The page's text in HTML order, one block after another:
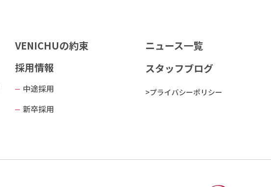
VENICHUの約束
採用情報
中途採用
新卒採用
ニュース一覧
スタッフブログ
>プライバシーポリシー